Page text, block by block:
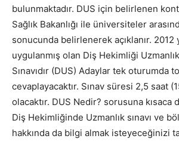
bulunmaktadır. DUS için belirlenen
Sağlık Bakanlığı ile üniversiteler
sonucunda belirlenerek açıklanır. 2012
uygulanmış olan Diş Hekimliği
Sınavıdır (DUS) Adaylar tek oturumda
cevaplayacaktır. Sınav süresi 2,5 saat
olacaktır. DUS Nedir? sorusuna
Diş Hekimliğinde Uzmanlık sınavı ve
hakkında da bilgi almak isteyeceğinizi